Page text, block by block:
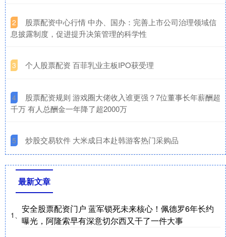
2
​股票配资中心行情 中办、国办：完善上市公司治理领域信
息披露制度，促进提升决策管理的科学性
3 ​个人股票配资 百菲乳业主板IPO获受理
4
​股票配资规则 游戏圈大佬收入谁更强？7位董事长年薪酬超
千万 有人总酬金一年降了超2000万
5 ​炒股交易软件 大米成日本赴韩游客热门采购品
最新文章
1、
安全股票配资门户 蓝军锁死未来核心！佩德罗6年长约
曝光，阿隆索早有深意切尔西又干了一件大事